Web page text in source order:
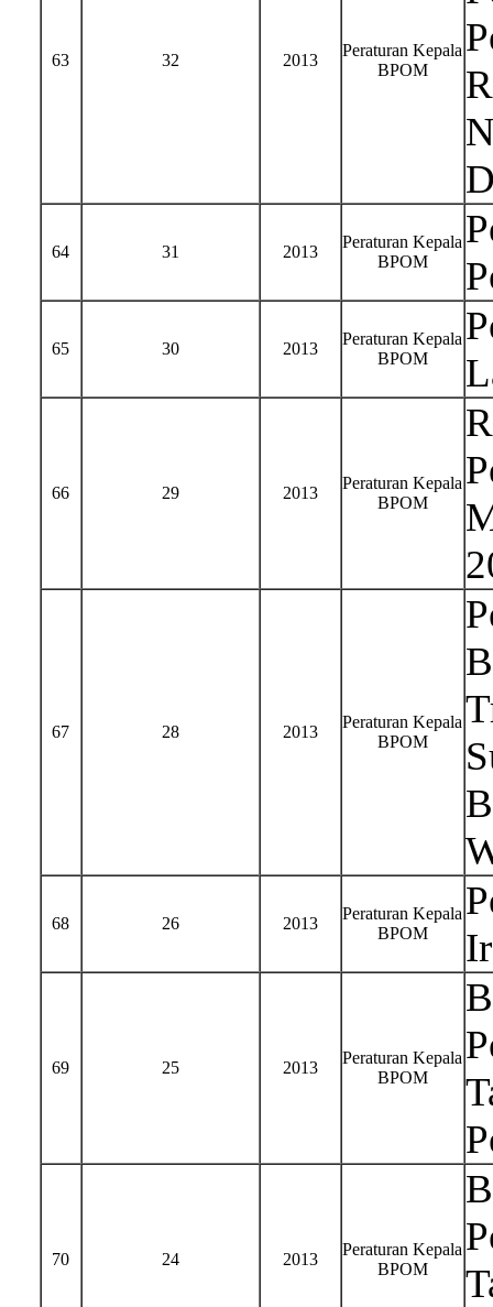
63 32 2013
Peraturan Kepala
BPOM
64 31 2013
Peraturan Kepala
BPOM
65 30 2013
Peraturan Kepala
BPOM
66 29 2013
Peraturan Kepala
BPOM
67 28 2013
Peraturan Kepala
BPOM
68 26 2013
Peraturan Kepala
BPOM
69 25 2013
Peraturan Kepala
BPOM
70 24 2013
Peraturan Kepala
BPOM